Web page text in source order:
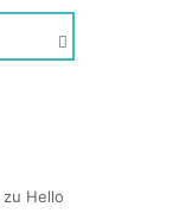
zu Hello